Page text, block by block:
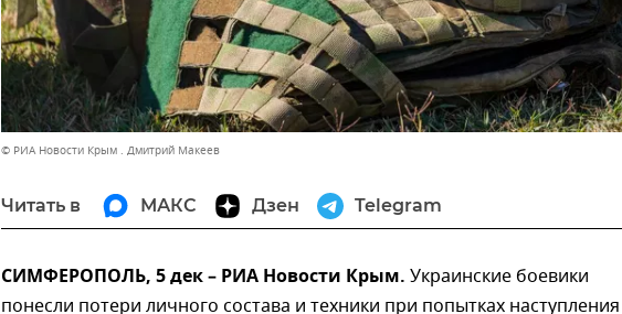
© РИА Новости Крым . Дмитрий Макеев
Читать в МАКС Дзен Telegram
СИМФЕРОПОЛЬ, 5 дек – РИА Новости Крым. Украинские боевики
понесли потери личного состава и техники при попытках